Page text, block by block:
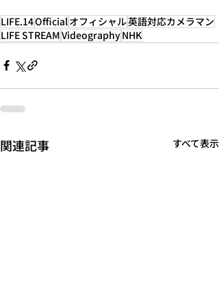
LIFE.14Official オフィシャル英語対応カメラマン
LIFE STREAMVideographyNHK
関連記事 すべて表示